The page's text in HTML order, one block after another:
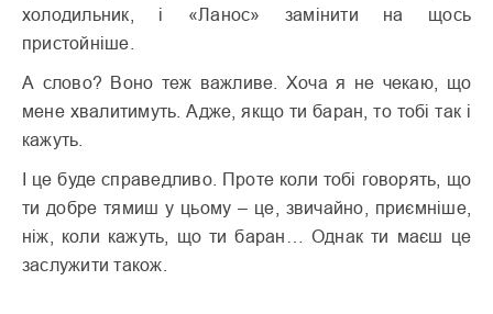
холодильник, і «Ланос» замінити на щось
пристойніше.
А слово? Воно теж важливе. Хоча я не чекаю, що
мене хвалитимуть. Адже, якщо ти баран, то тобі так і
кажуть.
І це буде справедливо. Проте коли тобі говорять, що
ти добре тямиш у цьому – це, звичайно, приємніше,
ніж, коли кажуть, що ти баран… Однак ти маєш це
заслужити також.